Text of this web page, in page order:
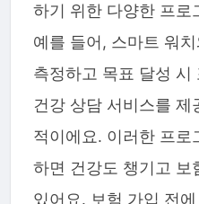
하기 위한 다양한 프로
예를 들어, 스마트 워
측정하고 목표 달성 시
건강 상담 서비스를 제
적이에요. 이러한 프로
하면 건강도 챙기고 보
있어요. 보험 가입 전